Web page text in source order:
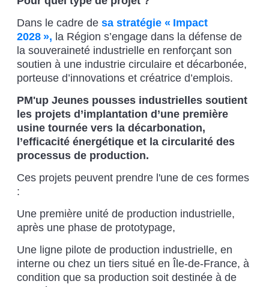
Dans le cadre desa stratégie « Impact
2028 », la Région s’engage dans la défense de
la souveraineté industrielle en renforçant son
soutien à une industrie circulaire et décarbonée,
porteuse d’innovations et créatrice d’emplois.
PM'up Jeunes pousses industrielles soutient
les projets d’implantation d’une première
usine tournée vers la décarbonation,
l’efficacité énergétique et la circularité des
processus de production.
Ces projets peuvent prendre l'une de ces formes
:
Une première unité de production industrielle,
après une phase de prototypage,
Une ligne pilote de production industrielle, en
interne ou chez un tiers situé en Île-de-France, à
condition que sa production soit destinée à de